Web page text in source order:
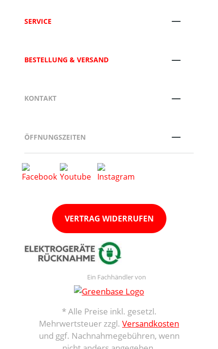
SERVICE
BESTELLUNG & VERSAND
KONTAKT
ÖFFNUNGSZEITEN
VERTRAG WIDERRUFEN
Ein Fachhändler von
* Alle Preise inkl. gesetzl.
Mehrwertsteuer zzgl. Versandkosten
und ggf. Nachnahmegebühren, wenn